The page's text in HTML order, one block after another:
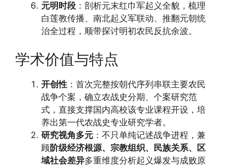
元明时段 ：剖析元末红巾军起义全貌，梳理
白莲教传播、南北起义军联动、推翻元朝统
治全过程，顺带探讨明初农民反抗余波。
学术价值与特点
开创性 ：首次完整按朝代序列串联主要农民
战争个案，确立农战史分期、个案研究范
式，直接支撑国内高校该专业课程开设，培
养出第一代农战史专业研究学者。
研究视角多元 ：不只单纯记述战争进程，兼
顾阶级经济根源、宗教组织、民族关系、区
域社会差异多重维度分析起义爆发与成败原